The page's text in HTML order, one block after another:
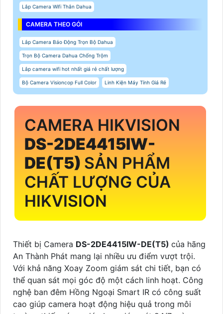
Lắp Camera Wifi Thân Dahua
CAMERA THEO GÓI
Lắp Camera Báo Động Trọn Bộ Dahua
Trọn Bộ Camera Dahua Chống Trộm
Lắp camera wifi hot nhất giá rẻ chất lượng
Bộ Camera Visioncop Full Color Linh Kiện Máy Tính Giá Rẻ
CAMERA HIKVISION
DS-2DE4415IW-
DE(T5) SẢN PHẨM
CHẤT LƯỢNG CỦA
HIKVISION
Thiết bị Camera DS-2DE4415IW-DE(T5) của hãng
An Thành Phát mang lại nhiều ưu điểm vượt trội.
Với khả năng Xoay Zoom giám sát chi tiết, bạn có
thể quan sát mọi góc độ một cách linh hoạt. Công
nghệ ban đêm Hồng Ngoại Smart IR có công suất
cao giúp camera hoạt động hiệu quả trong môi